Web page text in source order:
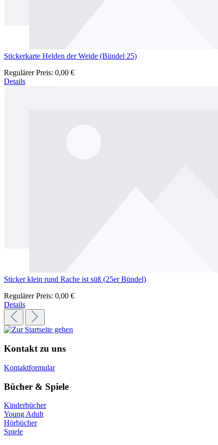
Stickerkarte Helden der Weide (Bündel 25)
Regulärer Preis: 0,00 €
Details
Sticker klein rund Rache ist süß (25er Bündel)
Regulärer Preis: 0,00 €
Details
Kontakt zu uns
Kontaktformular
Bücher & Spiele
Kinderbücher
Young Adult
Hörbücher
Spiele